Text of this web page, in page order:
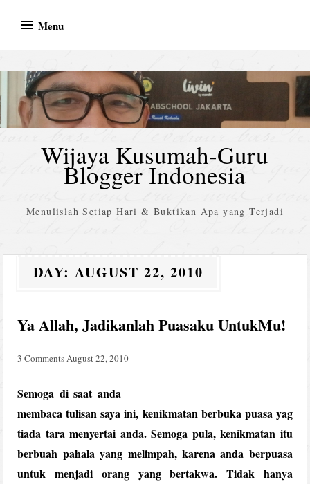
Menu
Wijaya Kusumah-Guru
Blogger Indonesia
Menulislah Setiap Hari & Buktikan Apa yang Terjadi
DAY:AUGUST 22, 2010
Ya Allah, Jadikanlah Puasaku UntukMu!
3 Comments August 22, 2010
Semoga di saat anda
membaca tulisan saya ini, kenikmatan berbuka puasa yag
tiada tara menyertai anda. Semoga pula, kenikmatan itu
berbuah pahala yang melimpah, karena anda berpuasa
untuk menjadi orang yang bertakwa. Tidak hanya